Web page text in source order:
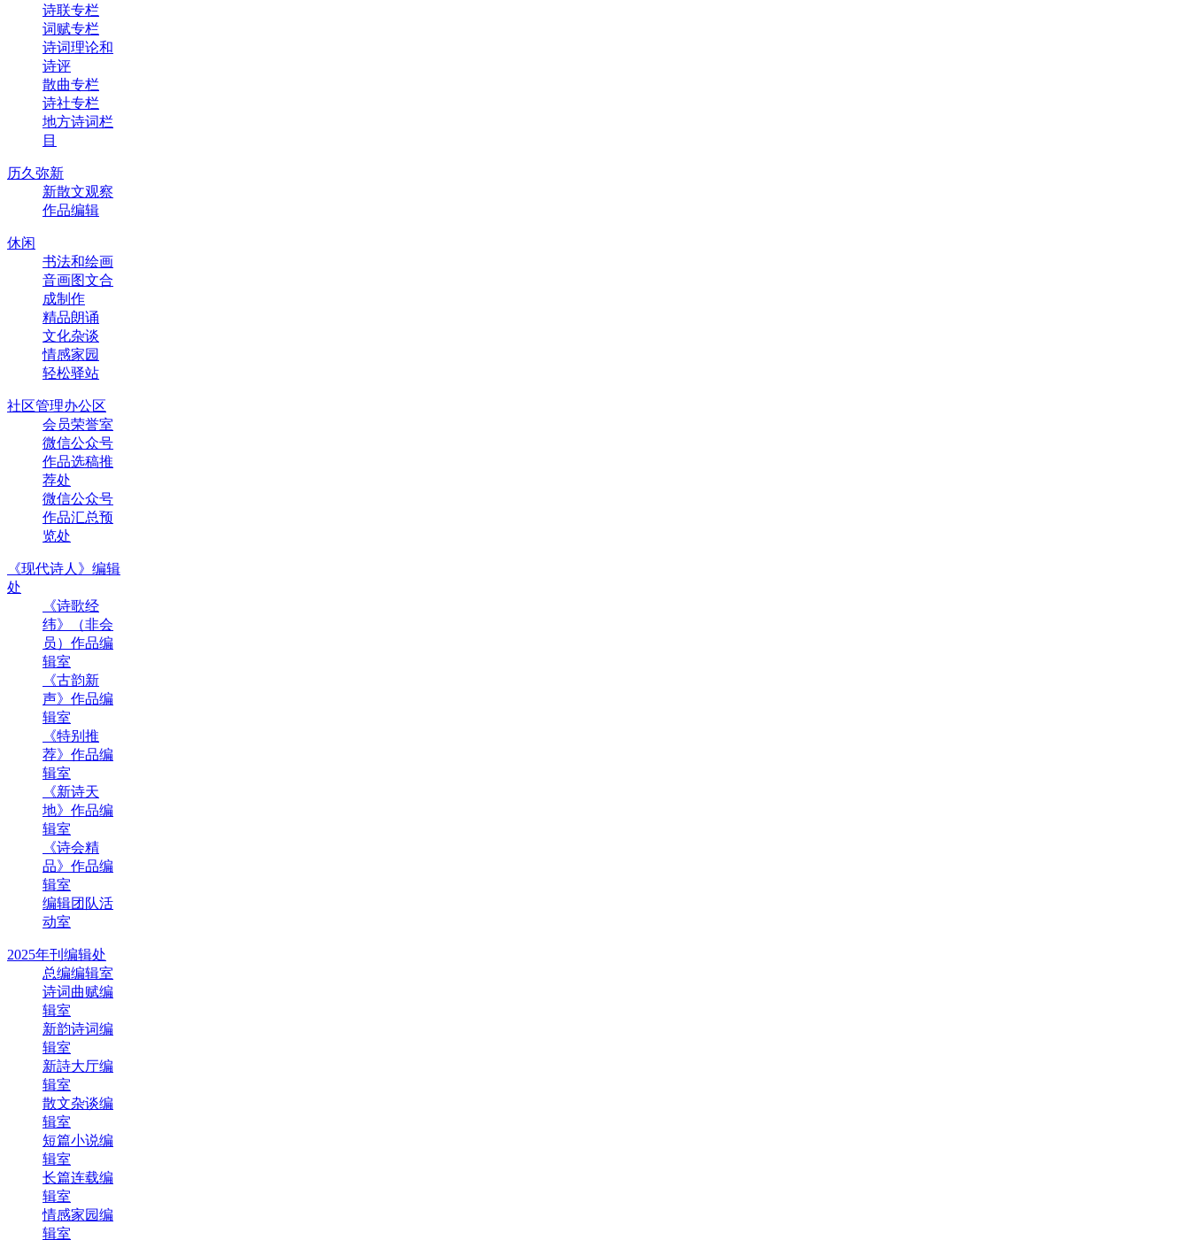
诗联专栏
词赋专栏
诗词理论和
诗评
散曲专栏
诗社专栏
地方诗词栏
目
历久弥新
新散文观察
作品编辑
休闲
书法和绘画
音画图文合
成制作
精品朗诵
文化杂谈
情感家园
轻松驿站
社区管理办公区
会员荣誉室
微信公众号
作品选稿推
荐处
微信公众号
作品汇总预
览处
《现代诗人》编辑
处
《诗歌经
纬》（非会
员）作品编
辑室
《古韵新
声》作品编
辑室
《特别推
荐》作品编
辑室
《新诗天
地》作品编
辑室
《诗会精
品》作品编
辑室
编辑团队活
动室
2025年刊编辑处
总编编辑室
诗词曲赋编
辑室
新韵诗词编
辑室
新詩大厅编
辑室
散文杂谈编
辑室
短篇小说编
辑室
长篇连载编
辑室
情感家园编
辑室